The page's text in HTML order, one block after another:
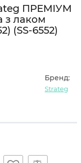
ПРЕМІУМ
з лаком
(SS-6552)
Бренд:
Strateg